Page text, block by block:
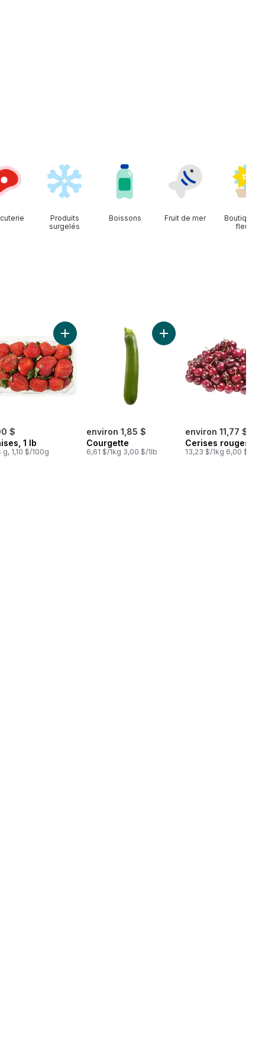
Produits
surgelés
Boissons Fruit de mer
Boutique
fleurs
d'avocat au panier
$
1 lb
g, 1,10 $/100g
Ajouter Fraises, 1 lb au panier
environ 1,85 $
Courgette
6,61 $/1kg 3,00 $/1lb
Ajouter Courgette au
environ 11,77 $
Cerises rouges
13,23 $/1kg 6,00 $/1lb